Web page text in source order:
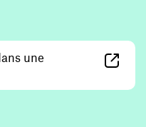
une
new window)